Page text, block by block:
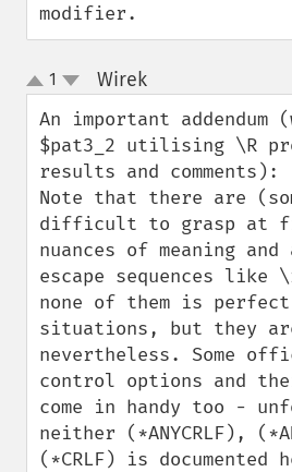
modifier.
up
down
1 Wirek¶
An important addendum
$pat3_2 utilising \R
results and comments):
Note that there are
difficult to grasp at
nuances of meaning
escape sequences
none of them is
situations, but they
nevertheless. Some
control options and
come in handy too -
neither (*ANYCRLF),
(*CRLF) is documented